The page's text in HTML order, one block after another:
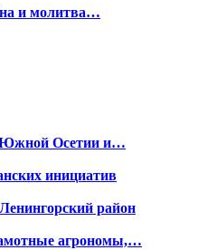
и молитва…
Южной Осетии и…
инициатив
район
агрономы,…